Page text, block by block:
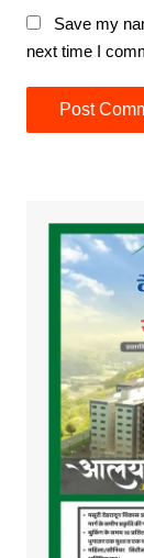
Save my
next time I